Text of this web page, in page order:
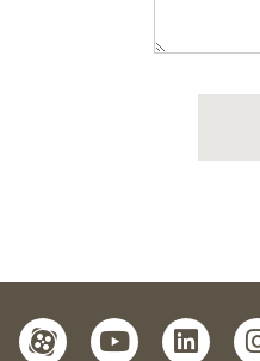
linkedin
youtube
aparat